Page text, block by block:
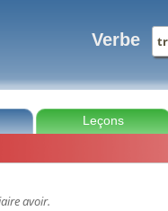
Verbe
Leçons
avoir.